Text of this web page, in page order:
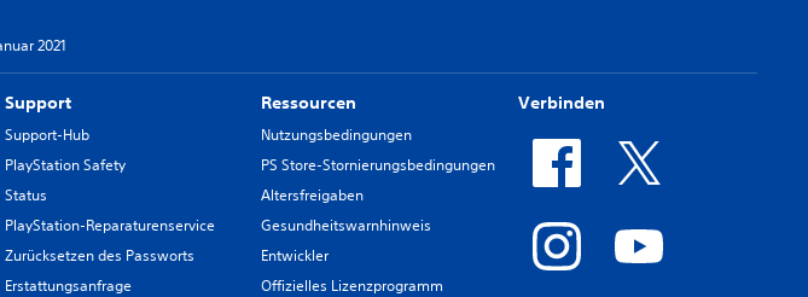
2021
Support
Support-Hub
PlayStation Safety
Status
PlayStation-Reparaturenservice
Zurücksetzen des Passworts
Erstattungsanfrage
Ressourcen
Nutzungsbedingungen
PS Store-Stornierungsbedingungen
Altersfreigaben
Gesundheitswarnhinweis
Entwickler
Offizielles Lizenzprogramm
Verbinden